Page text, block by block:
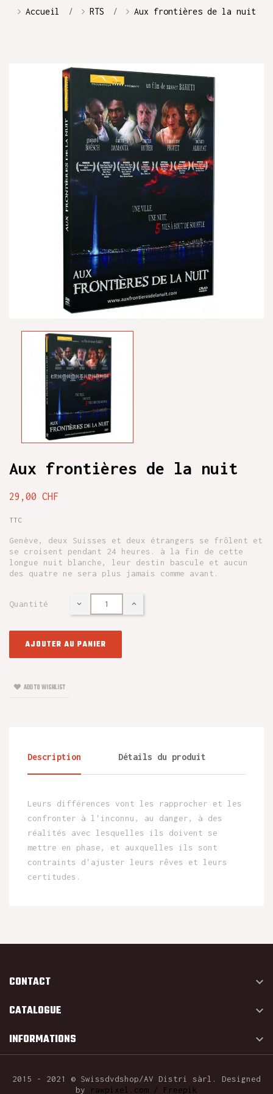
Accueil RTS Aux frontières de la nuit
Aux frontières de la nuit
29,00 CHF
TTC
Genève, deux Suisses et deux étrangers se frôlent et
se croisent pendant 24 heures. à la fin de cette
longue nuit blanche, leur destin bascule et aucun
des quatre ne sera plus jamais comme avant.
Quantité
AJOUTER AU PANIER
ADD TO WISHLIST
Description Détails du produit
Leurs différences vont les rapprocher et les
confronter à l'inconnu, au danger, à des
réalités avec lesquelles ils doivent se
mettre en phase, et auxquelles ils sont
contraints d'ajuster leurs rêves et leurs
certitudes.
CONTACT 
CATALOGUE 
INFORMATIONS 
2015 - 2021 © Swissdvdshop/AV Distri sàrl. Designed
by
rawpixel.com / Freepik